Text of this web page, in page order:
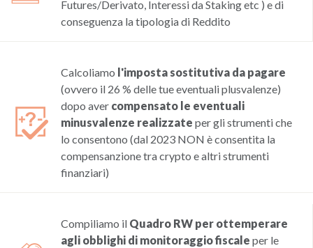
Futures/Derivato, Interessi da Staking etc ) e di
conseguenza la tipologia di Reddito
Calcoliamo l'imposta sostitutiva da pagare
(ovvero il 26 % delle tue eventuali plusvalenze)
dopo aver compensato le eventuali
minusvalenze realizzate per gli strumenti che
lo consentono (dal 2023 NON è consentita la
compensanzione tra crypto e altri strumenti
finanziari)
Compiliamo il Quadro RW per ottemperare
agli obblighi di monitoraggio fiscale per le